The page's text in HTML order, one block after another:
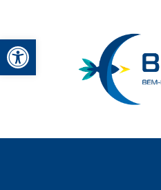
Abrir a barra de